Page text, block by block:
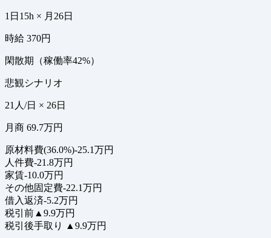
1日15h × 月26日
時給 370円
閑散期（稼働率42%）
悲観シナリオ
21人/日 × 26日
月商 69.7万円
原材料費(36.0%)-25.1万円
人件費-21.8万円
家賃-10.0万円
その他固定費-22.1万円
借入返済-5.2万円
税引前 ▲9.9万円
税引後手取り
▲9.9万円